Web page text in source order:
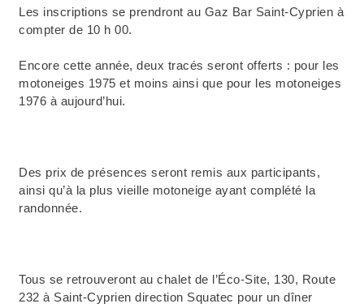
Les inscriptions se prendront au Gaz Bar Saint-Cyprien à
compter de 10 h 00.
Encore cette année, deux tracés seront offerts : pour les
motoneiges 1975 et moins ainsi que pour les motoneiges
1976 à aujourd’hui.
Des prix de présences seront remis aux participants,
ainsi qu’à la plus vieille motoneige ayant complété la
randonnée.
Tous se retrouveront au chalet de l’Éco-Site, 130, Route
232 à Saint-Cyprien direction Squatec pour un dîner